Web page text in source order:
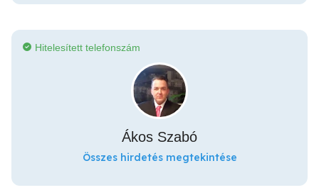
Hitelesített telefonszám
Ákos Szabó
Összes hirdetés megtekintése